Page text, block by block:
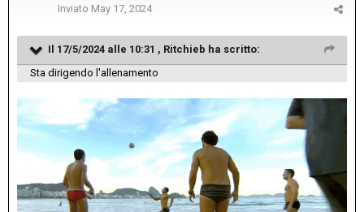
Inviato May 17, 2024
Il 17/5/2024 alle 10:31 , Ritchieb ha scritto:
Sta dirigendo l'allenamento